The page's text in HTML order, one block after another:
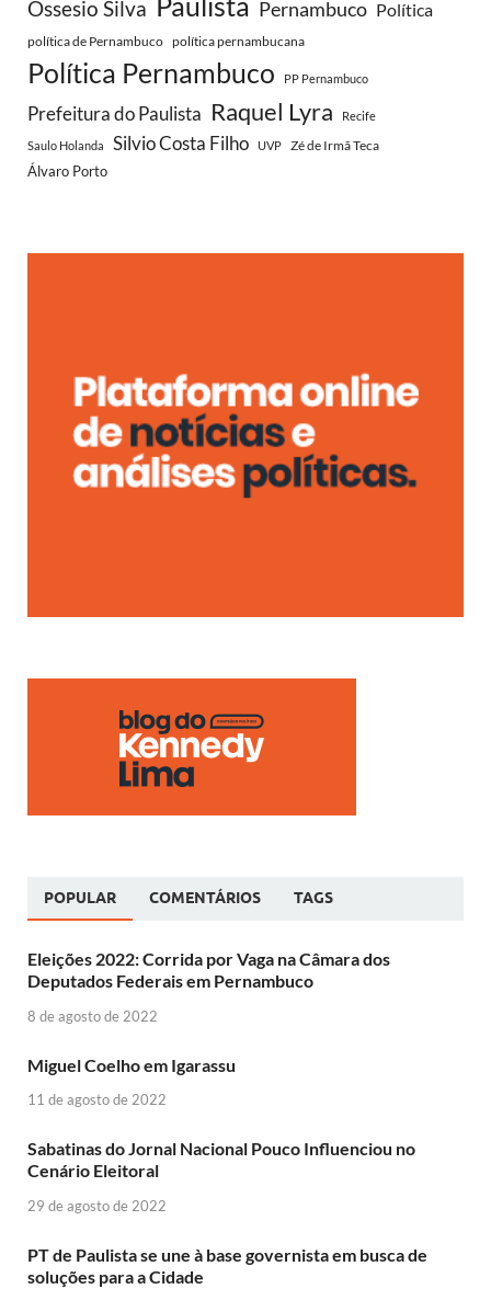
Ossesio Silva Pernambuco Política
política de Pernambuco política pernambucana
Política Pernambuco PP Pernambuco
Prefeitura do Paulista Raquel Lyra Recife
Saulo Holanda Silvio Costa Filho UVP
Zé de Irmã Teca
Álvaro Porto
POPULAR COMENTÁRIOS TAGS
Eleições 2022: Corrida por Vaga na Câmara dos
Deputados Federais em Pernambuco
8 de agosto de 2022
Miguel Coelho em Igarassu
11 de agosto de 2022
Sabatinas do Jornal Nacional Pouco Influenciou no
Cenário Eleitoral
29 de agosto de 2022
PT de Paulista se une à base governista em busca de
soluções para a Cidade